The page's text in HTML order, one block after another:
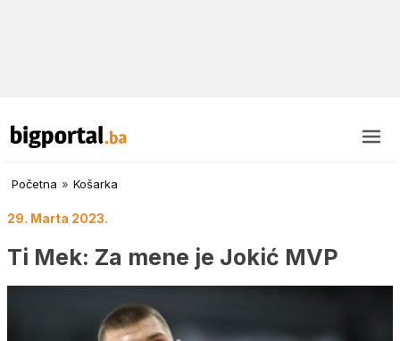
Početna » Košarka
29. Marta 2023.
Ti Mek: Za mene je Jokić MVP